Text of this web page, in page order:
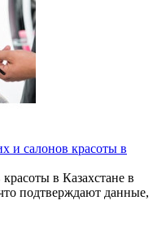
и салонов красоты в
в Казахстане в
подтверждают данные,